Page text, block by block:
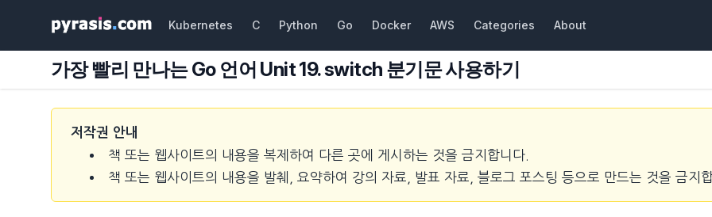
Kubernetes C Python Go Docker AWS Categories About
가장 빨리 만나는 Go 언어 Unit 19. switch 분기문 사용하기
저작권 안내
책 또는 웹사이트의 내용을 복제하여 다른 곳에 게시하는 것을 금지합니다.
책 또는 웹사이트의 내용을 발췌, 요약하여 강의 자료, 발표 자료, 블로그 포스팅 등으로 만드는 것을 금지